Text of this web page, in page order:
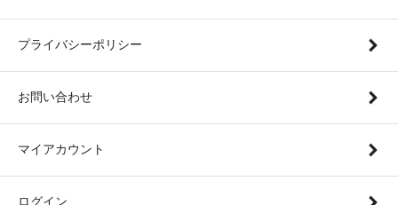
プライバシーポリシー
お問い合わせ
マイアカウント
ログイン